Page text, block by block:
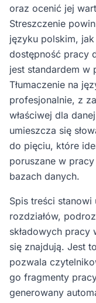
oraz ocenić jej
Streszczenie
języku polskim,
dostępność pracy
jest standardem w
Tłumaczenie na
profesjonalnie, z
właściwej dla
umieszcza się
do pięciu, które
poruszane w
bazach danych.
Spis treści
rozdziałów,
składowych pracy
się znajdują. Jest
pozwala
go fragmenty
generowany